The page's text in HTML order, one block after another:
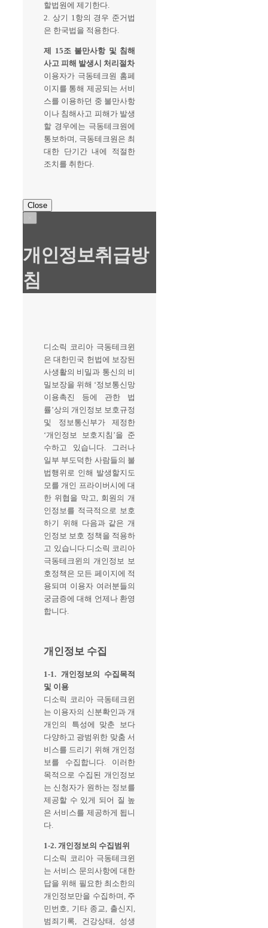
할법원에 제기한다.
2. 상기 1항의 경우 준거법
은 한국법을 적용한다.
제 15조 불만사항 및 침해
사고 피해 발생시 처리절차
이용자가 극동테크원 홈페
이지를 통해 제공되는 서비
스를 이용하던 중 불만사항
이나 침해사고 피해가 발생
할 경우에는 극동테크원에
통보하며, 극동테크원은 최
대한 단기간 내에 적절한
조치를 취한다.
Close
개인정보취급방
침
디소릭 코리아 극동테크윈
은 대한민국 헌법에 보장된
사생활의 비밀과 통신의 비
밀보장을 위해 ‘정보통신망
이용촉진 등에 관한 법
률’상의 개인정보 보호규정
및 정보통신부가 제정한
‘개인정보 보호지침’을 준
수하고 있습니다. 그러나
일부 부도덕한 사람들의 불
법행위로 인해 발생할지도
모를 개인 프라이버시에 대
한 위협을 막고, 회원의 개
인정보를 적극적으로 보호
하기 위해 다음과 같은 개
인정보 보호 정책을 적용하
고 있습니다.디소릭 코리아
극동테크윈의 개인정보 보
호정책은 모든 페이지에 적
용되며 이용자 여러분들의
궁금증에 대해 언제나 환영
합니다.
개인정보 수집
1-1. 개인정보의 수집목적
및 이용
디소릭 코리아 극동테크윈
는 이용자의 신분확인과 개
개인의 특성에 맞춘 보다
다양하고 광범위한 맞춤 서
비스를 드리기 위해 개인정
보를 수집합니다. 이러한
목적으로 수집된 개인정보
는 신청자가 원하는 정보를
제공할 수 있게 되어 질 높
은 서비스를 제공하게 됩니
다.
1-2. 개인정보의 수집범위
디소릭 코리아 극동테크윈
는 서비스 문의사항에 대한
답을 위해 필요한 최소한의
개인정보만을 수집하며, 주
민번호, 기타 종교, 출신지,
범죄기록, 건강상태, 성생